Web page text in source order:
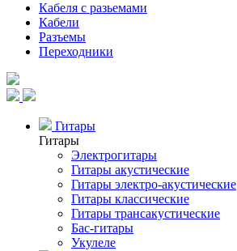
Кабеля с разьемами
Кабели
Разъемы
Переходники
Гитары
Гитары
Электрогитары
Гитары акустические
Гитары электро-акустические
Гитары классические
Гитары трансакустические
Бас-гитары
Укулеле